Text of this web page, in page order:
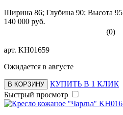
Ширина 86; Глубина 90; Высота 95
140 000 руб.
(0)
арт. KH01659
Ожидается в августе
В КОРЗИНУ
КУПИТЬ В 1 КЛИК
Быстрый просмотр